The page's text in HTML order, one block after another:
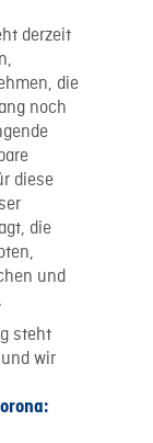
derzeit
, die
noch
diese
die
und
steht
wir